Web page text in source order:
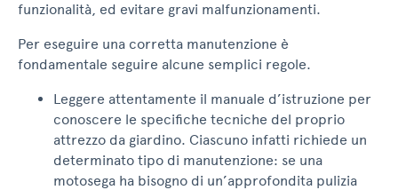
funzionalità, ed evitare gravi malfunzionamenti.
Per eseguire una corretta manutenzione è
fondamentale seguire alcune semplici regole.
Leggere attentamente il manuale d’istruzione per
conoscere le specifiche tecniche del proprio
attrezzo da giardino. Ciascuno infatti richiede un
determinato tipo di manutenzione: se una
motosega ha bisogno di un’approfondita pulizia